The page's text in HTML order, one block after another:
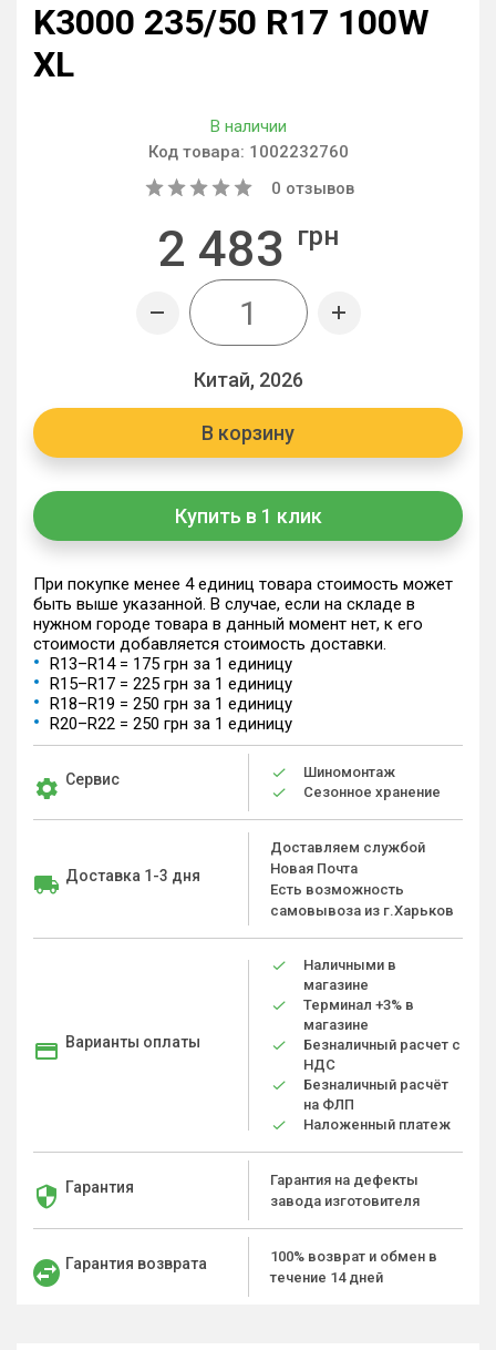
K3000 235/50 R17 100W
XL
В наличии
Код товара: 1002232760
0 отзывов
2 483 грн
Китай, 2026
В корзину
Купить в 1 клик
При покупке менее 4 единиц товара стоимость может
быть выше указанной. В случае, если на складе в
нужном городе товара в данный момент нет, к его
стоимости добавляется стоимость доставки.
R13–R14 = 175 грн за 1 единицу
R15–R17 = 225 грн за 1 единицу
R18–R19 = 250 грн за 1 единицу
R20–R22 = 250 грн за 1 единицу
Сервис
Шиномонтаж
Сезонное хранение
Доставка 1-3 дня
Доставляем службой
Новая Почта
Есть возможность
самовывоза из г.Харьков
Варианты оплаты
Наличными в
магазине
Терминал +3% в
магазине
Безналичный расчет с
НДС
Безналичный расчёт
на ФЛП
Наложенный платеж
Гарантия
Гарантия на дефекты
завода изготовителя
Гарантия возврата
100% возврат и обмен в
течение 14 дней